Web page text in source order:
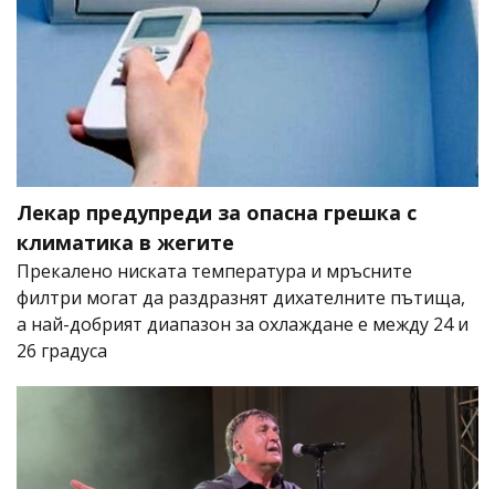
Лекар предупреди за опасна грешка с
климатика в жегите
Прекалено ниската температура и мръсните
филтри могат да раздразнят дихателните пътища,
а най-добрият диапазон за охлаждане е между 24 и
26 градуса